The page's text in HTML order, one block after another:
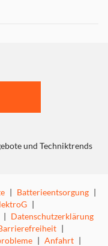
und Techniktrends
| Batterieentsorgung |
|
| Datenschutzerklärung
|
| Anfahrt |